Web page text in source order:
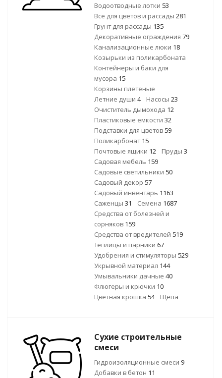
Водоотводные лотки 53
Все для цветов и рассады 281
Грунт для рассады 135
Декоративные ограждения 79
Канализационные люки 18
Козырьки из поликарбоната
Контейнеры и баки для
мусора 15
Корзины плетеные
Летние души 4 Насосы 23
Очиститель дымохода 12
Пластиковые емкости 32
Подставки для цветов 59
Поликарбонат15
Почтовые ящики 12 Пруды 3
Садовая мебель 159
Садовые светильники 50
Садовый декор 57
Садовый инвентарь 1163
Саженцы 31 Семена 1687
Средства от болезней и
сорняков 159
Средства от вредителей 519
Теплицы и парники 67
Удобрения и стимуляторы 529
Укрывной материал 144
Умывальники дачные 40
Флюгеры и крючки 10
Цветная крошка 54 Щепа
Сухие строительные
смеси
Гидроизоляционные смеси 9
Добавки в бетон 11